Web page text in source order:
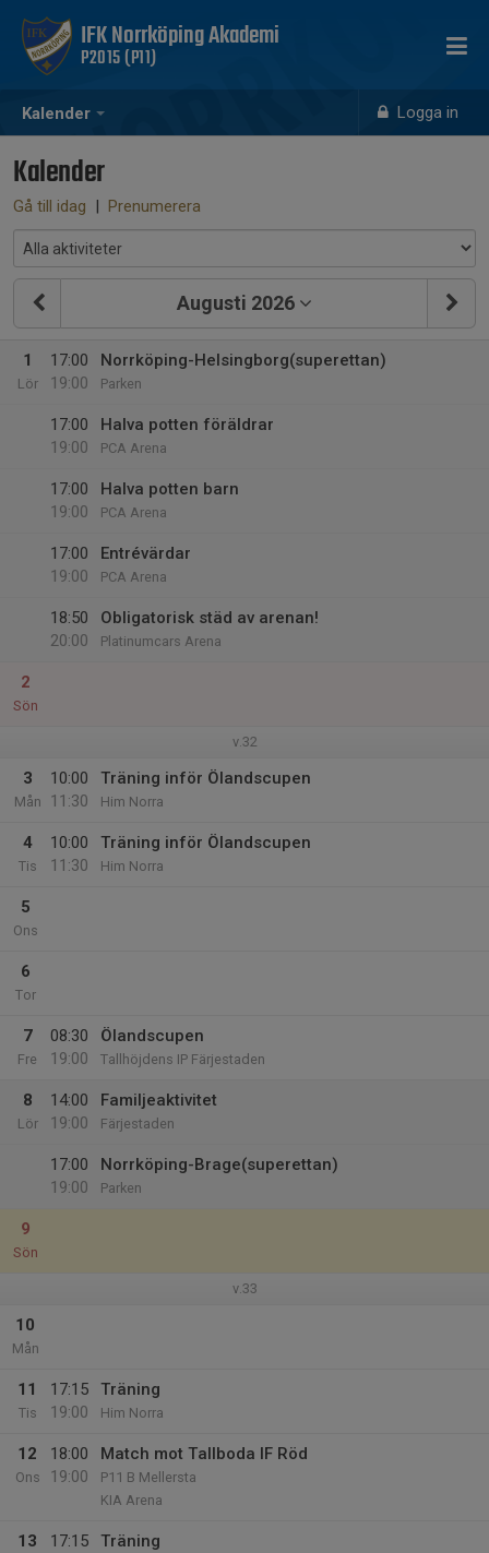
Kalender Logga in
IFK Norrköping Akademi
P2015 (P11)
Kalender
Gå till idag | Prenumerera
Augusti 2026
1
Lör
17:00
19:00
Norrköping-Helsingborg(superettan)
Parken
17:00
19:00
Halva potten föräldrar
PCA Arena
17:00
19:00
Halva potten barn
PCA Arena
17:00
19:00
Entrévärdar
PCA Arena
18:50
20:00
Obligatorisk städ av arenan!
Platinumcars Arena
2
Sön
v.32
3
Mån
10:00
11:30
Träning inför Ölandscupen
Him Norra
4
Tis
10:00
11:30
Träning inför Ölandscupen
Him Norra
5
Ons
6
Tor
7
Fre
08:30
19:00
Ölandscupen
Tallhöjdens IP Färjestaden
8
Lör
14:00
19:00
Familjeaktivitet
Färjestaden
17:00
19:00
Norrköping-Brage(superettan)
Parken
9
Sön
v.33
10
Mån
11
Tis
17:15
19:00
Träning
Him Norra
12
Ons
18:00
19:00
Match mot Tallboda IF Röd
P11 B Mellersta
KIA Arena
13
17:15
Träning